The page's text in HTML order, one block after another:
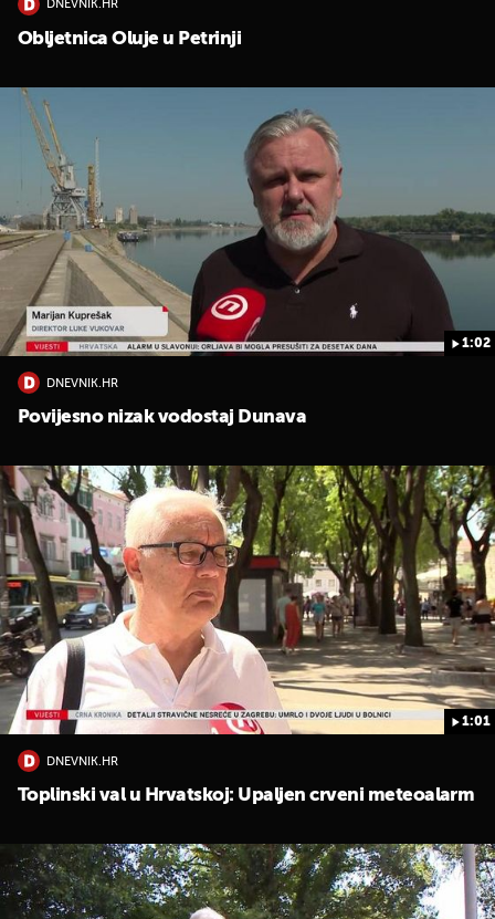
DNEVNIK.HR
Obljetnica Oluje u Petrinji
1:02
DNEVNIK.HR
Povijesno nizak vodostaj Dunava
1:01
DNEVNIK.HR
Toplinski val u Hrvatskoj: Upaljen crveni meteoalarm
UKLJUČITE NOTIFIKACIJE